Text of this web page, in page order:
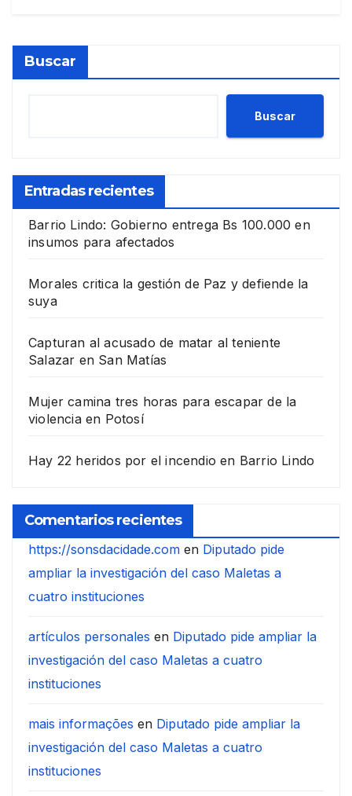
Buscar
Buscar
Entradas recientes
Barrio Lindo: Gobierno entrega Bs 100.000 en
insumos para afectados
Morales critica la gestión de Paz y defiende la
suya
Capturan al acusado de matar al teniente
Salazar en San Matías
Mujer camina tres horas para escapar de la
violencia en Potosí
Hay 22 heridos por el incendio en Barrio Lindo
Comentarios recientes
https://sonsdacidade.com en Diputado pide
ampliar la investigación del caso Maletas a
cuatro instituciones
artículos personales en Diputado pide ampliar la
investigación del caso Maletas a cuatro
instituciones
mais informações en Diputado pide ampliar la
investigación del caso Maletas a cuatro
instituciones